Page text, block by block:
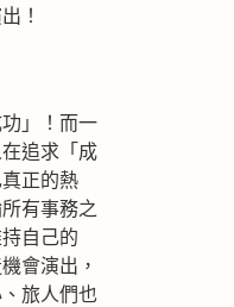
！
」！而一
追求「成
正的熱
有事務之
自己的
會演出，
旅人們也